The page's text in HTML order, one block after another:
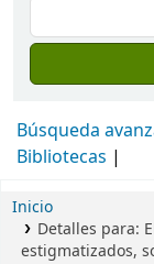
Búsqueda
Bibliotecas
Inicio
Detalles para:
estigmatizados,